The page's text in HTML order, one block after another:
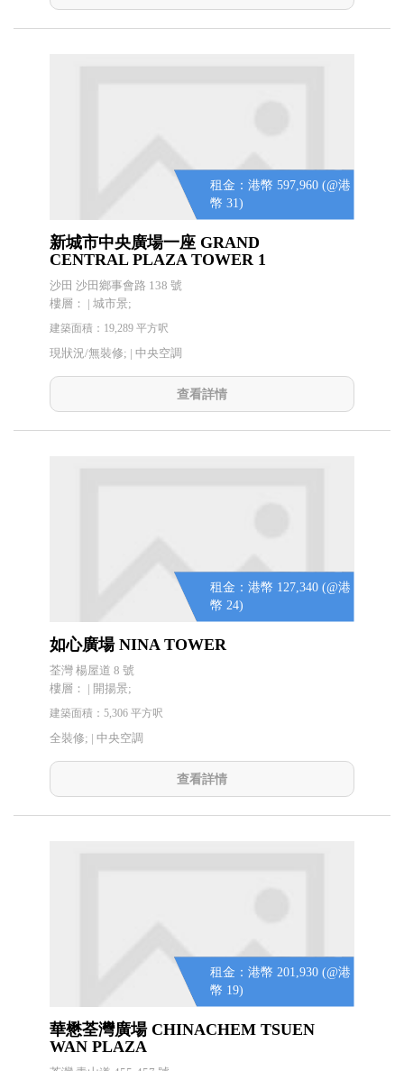
租金：港幣 597,960 (@港
幣 31)
新城市中央廣場一座 GRAND
CENTRAL PLAZA TOWER 1
沙田 沙田鄉事會路 138 號
樓層： | 城市景;
建築面積：19,289 平方呎
現狀況/無裝修; | 中央空調
查看詳情
租金：港幣 127,340 (@港
幣 24)
如心廣場 NINA TOWER
荃灣 楊屋道 8 號
樓層： | 開揚景;
建築面積：5,306 平方呎
全裝修; | 中央空調
查看詳情
租金：港幣 201,930 (@港
幣 19)
華懋荃灣廣場 CHINACHEM TSUEN
WAN PLAZA